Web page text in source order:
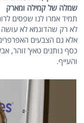
שמלה של קמילה ומארק
תמיד אמרו לנו שפסים
לא רק שהדוגמא לא
אלא גם הצבעים
כסף נותנים טאץ' זוהר,
והעייף.